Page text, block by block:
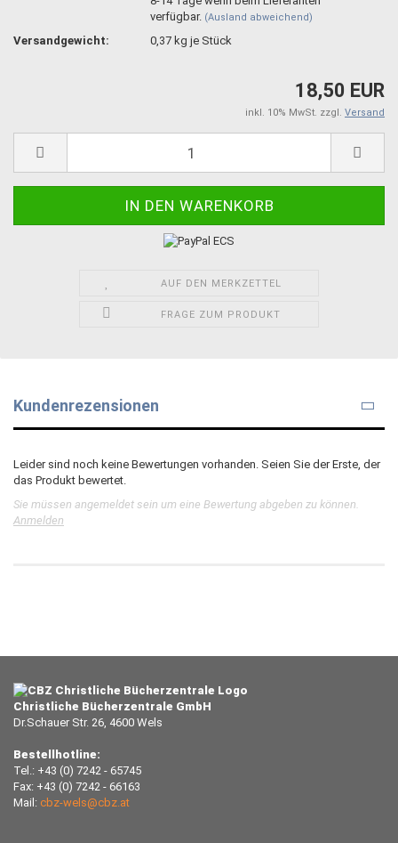
verfügbar. (Ausland abweichend)
Versandgewicht: 0,37 kg je Stück
18,50 EUR
inkl. 10% MwSt. zzgl. Versand
AUF DEN MERKZETTEL
FRAGE ZUM PRODUKT
Kundenrezensionen
Leider sind noch keine Bewertungen vorhanden. Seien Sie der Erste, der
das Produkt bewertet.
Sie müssen angemeldet sein um eine Bewertung abgeben zu können.
Anmelden
Christliche Bücherzentrale GmbH
Dr.Schauer Str. 26, 4600 Wels
Bestellhotline:
Tel.: +43 (0) 7242 - 65745
Fax: +43 (0) 7242 - 66163
Mail: cbz-wels@cbz.at